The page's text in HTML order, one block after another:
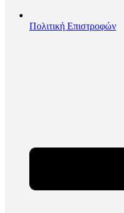
Πολιτική Επιστροφών